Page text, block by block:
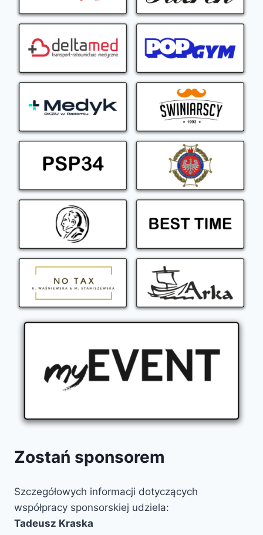
Zostań sponsorem
Szczegółowych informacji dotyczących
współpracy sponsorskiej udziela:
Tadeusz Kraska